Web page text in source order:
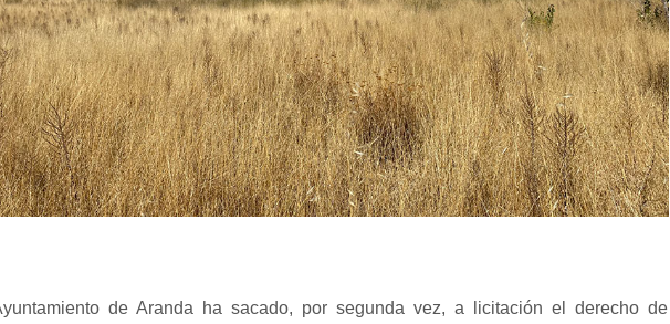
de Aranda ha sacado, por segunda vez, a licitación el derecho de